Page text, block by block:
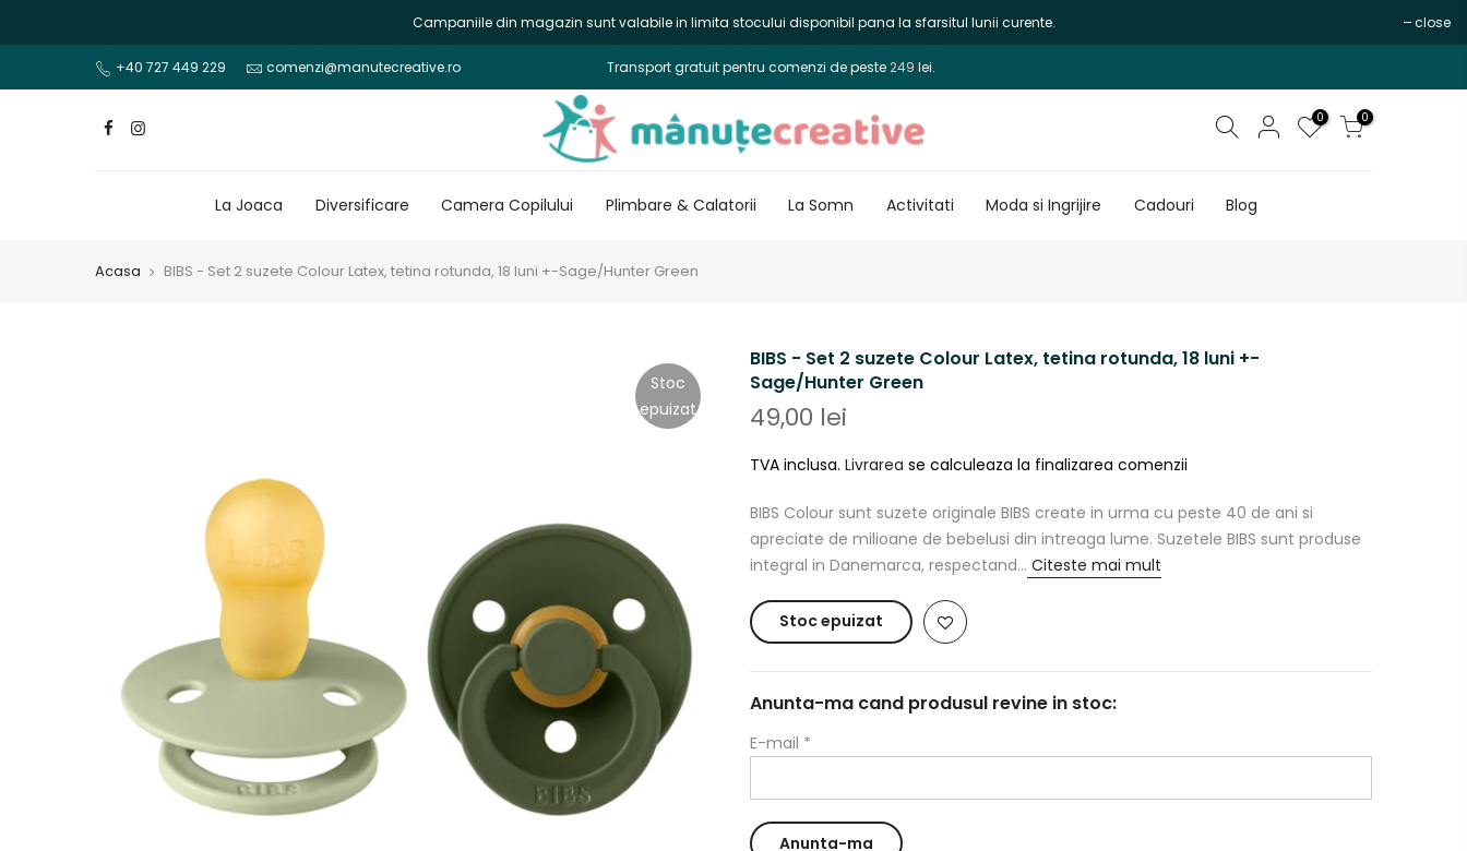
Campaniile din magazin sunt valabile in limita stocului disponibil pana la sfarsitul lunii curente. close
+40 727 449 229 comenzi@manutecreative.ro Transport gratuit pentru comenzi de peste249 lei.
0 0
La Joaca Diversificare Camera Copilului Plimbare & Calatorii La Somn Activitati Moda si Ingrijire Cadouri Blog
Acasa BIBS - Set 2 suzete Colour Latex, tetina rotunda, 18 luni +-Sage/Hunter Green
Stoc
epuizat
BIBS - Set 2 suzete Colour Latex, tetina rotunda, 18 luni +-
Sage/Hunter Green
49,00 lei
TVA inclusa. Livrarea se calculeaza la finalizarea comenzii
BIBS Colour sunt suzete originale BIBS create in urma cu peste 40 de ani si
apreciate de milioane de bebelusi din intreaga lume. Suzetele BIBS sunt produse
integral in Danemarca, respectand... Citeste mai mult
Stoc epuizat
Anunta-ma cand produsul revine in stoc:
E-mail *